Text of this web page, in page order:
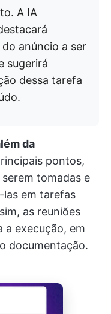
A IA
anúncio a ser
sugerirá
dessa tarefa
da
pontos,
tomadas e
em tarefas
as reuniões
a execução, em
documentação.